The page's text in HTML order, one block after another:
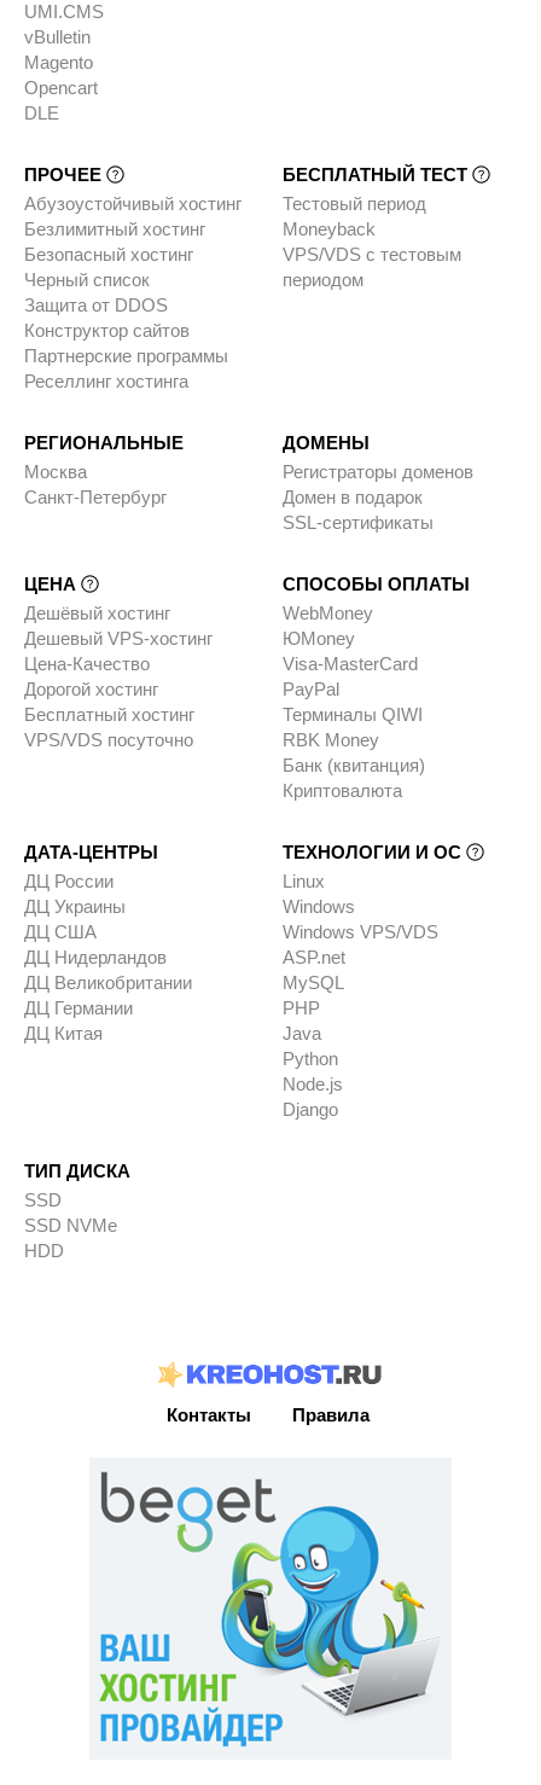
UMI.CMS
vBulletin
Magento
Opencart
DLE
ПРОЧЕЕ
Абузоустойчивый хостинг
Безлимитный хостинг
Безопасный хостинг
Черный список
Защита от DDOS
Конструктор сайтов
Партнерские программы
Реселлинг хостинга
БЕСПЛАТНЫЙ ТЕСТ
Тестовый период
Moneyback
VPS/VDS с тестовым
периодом
РЕГИОНАЛЬНЫЕ
Москва
Санкт-Петербург
ДОМЕНЫ
Регистраторы доменов
Домен в подарок
SSL-сертификаты
ЦЕНА
Дешёвый хостинг
Дешевый VPS-хостинг
Цена-Качество
Дорогой хостинг
Бесплатный хостинг
VPS/VDS посуточно
СПОСОБЫ ОПЛАТЫ
WebMoney
ЮMoney
Visa-MasterCard
PayPal
Терминалы QIWI
RBK Money
Банк (квитанция)
Криптовалюта
ДАТА-ЦЕНТРЫ
ДЦ России
ДЦ Украины
ДЦ США
ДЦ Нидерландов
ДЦ Великобритании
ДЦ Германии
ДЦ Китая
ТЕХНОЛОГИИ И ОС
Linux
Windows
Windows VPS/VDS
ASP.net
MySQL
PHP
Java
Python
Node.js
Django
ТИП ДИСКА
SSD
SSD NVMe
HDD
Контакты Правила